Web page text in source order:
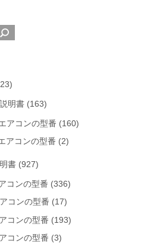
明書 (163)
アコンの型番 (160)
アコンの型番 (2)
書 (927)
コンの型番 (336)
コンの型番 (17)
コンの型番 (193)
コンの型番 (3)